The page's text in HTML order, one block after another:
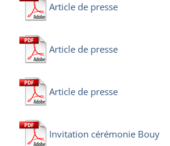
Article de presse
Article de presse
Article de presse
Invitation cérémonie Bouy